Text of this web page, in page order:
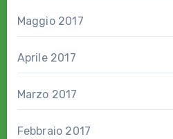
Maggio 2017
Aprile 2017
Marzo 2017
Febbraio 2017